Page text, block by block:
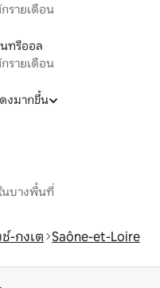
รายเดือน
ทรีออล
รายเดือน
งมากขึ้น
นบางพื้นที่
-กงเต Saône-et-Loire